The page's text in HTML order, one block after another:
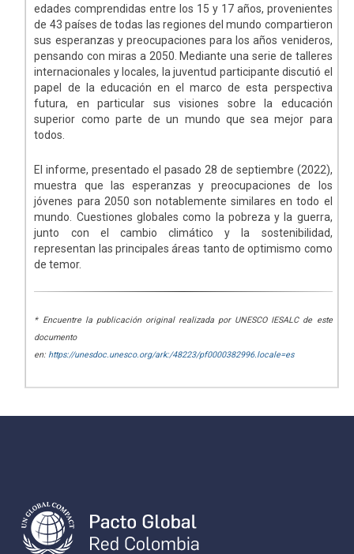
edades comprendidas entre los 15 y 17 años, provenientes
de 43 países de todas las regiones del mundo compartieron
sus esperanzas y preocupaciones para los años venideros,
pensando con miras a 2050. Mediante una serie de talleres
internacionales y locales, la juventud participante discutió el
papel de la educación en el marco de esta perspectiva
futura, en particular sus visiones sobre la educación
superior como parte de un mundo que sea mejor para
todos.
El informe, presentado el pasado 28 de septiembre (2022),
muestra que las esperanzas y preocupaciones de los
jóvenes para 2050 son notablemente similares en todo el
mundo. Cuestiones globales como la pobreza y la guerra,
junto con el cambio climático y la sostenibilidad,
representan las principales áreas tanto de optimismo como
de temor.
* Encuentre la publicación original realizada por UNESCO IESALC de este
documento
en:https://unesdoc.unesco.org/ark:/48223/pf0000382996.locale=es